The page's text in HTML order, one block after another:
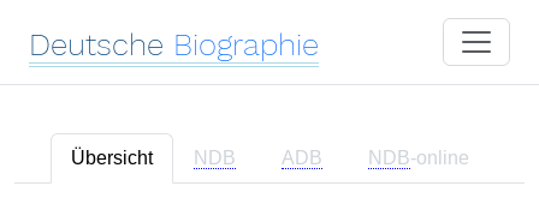
Deutsche Biographie
Übersicht NDB ADB NDB-online